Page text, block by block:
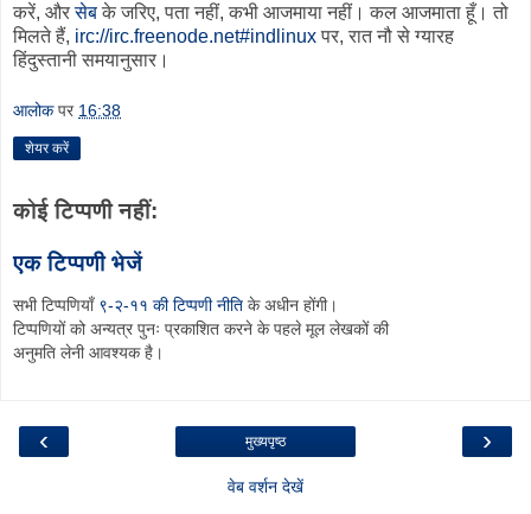
करें, औरसेबके जरिए, पता नहीं, कभी आजमाया नहीं। कल आजमाता हूँ। तो
मिलते हैं, irc://irc.freenode.net#indlinuxपर, रात नौ से ग्यारह
हिंदुस्तानी समयानुसार।
आलोक पर 16:38
शेयर करें
कोई टिप्पणी नहीं:
एक टिप्पणी भेजें
सभी टिप्पणियाँ ९-२-११ की टिप्पणी नीति के अधीन होंगी।
टिप्पणियों को अन्यत्र पुनः प्रकाशित करने के पहले मूल लेखकों की
अनुमति लेनी आवश्यक है।
‹ ›
मुख्यपृष्ठ
वेब वर्शन देखें